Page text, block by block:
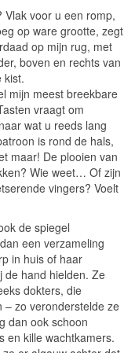
Vlak voor u een romp,
op ware grootte, zegt
op mijn rug, met
boven en rechts van
kist.
mijn meest breekbare
vraagt om
wat u reeds lang
is rond de hals,
maar! De plooien van
Wie weet… Of zijn
vingers? Voelt
de spiegel
een verzameling
in huis of haar
de hand hielden. Ze
dokters, die
– zo veronderstelde ze
dan ook schoon
en kille wachtkamers.